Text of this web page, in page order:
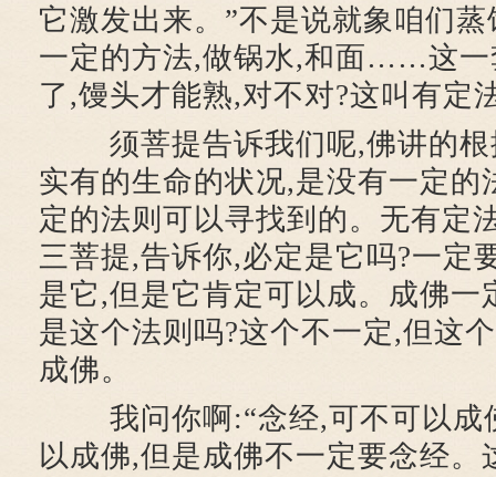
它激发出来。”不是说就象咱们
一定的方法,做锅水,和面……这一
了,馒头才能熟,对不对?这叫有定
须菩提告诉我们呢,佛讲的根
实有的生命的状况,是没有一定的
定的法则可以寻找到的。无有定
三菩提,告诉你,必定是它吗?一定
是它,但是它肯定可以成。成佛一
是这个法则吗?这个不一定,但这
成佛。
我问你啊:“念经,可不可以成
以成佛,但是成佛不一定要念经。